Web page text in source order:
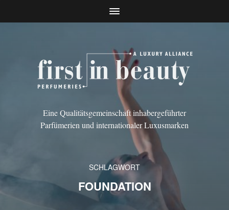
Eine Qualitätsgemeinschaft inhabergeführter
Parfümerien und internationaler Luxusmarken
SCHLAGWORT
FOUNDATION